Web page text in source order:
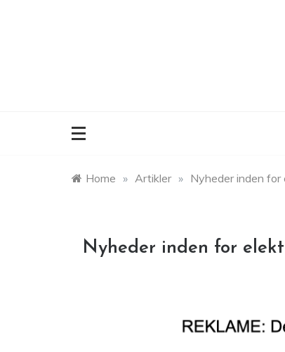
Home » Artikler » Nyheder inden for
Nyheder inden for